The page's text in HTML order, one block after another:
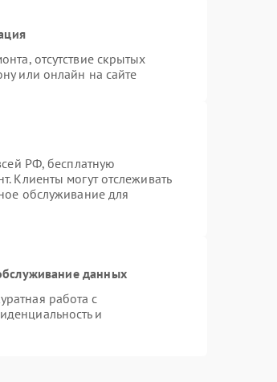
отсутствие скрытых
или онлайн на сайте
РФ, бесплатную
Клиенты могут отслеживать
обслуживание для
данных
работа с
и